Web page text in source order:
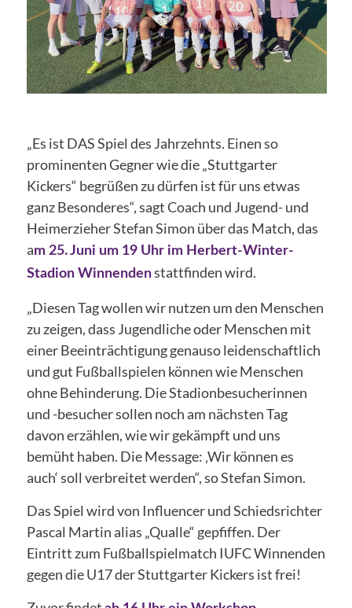
„Es ist DAS Spiel des Jahrzehnts. Einen so
prominenten Gegner wie die „Stuttgarter
Kickers“ begrüßen zu dürfen ist für uns etwas
ganz Besonderes“, sagt Coach und Jugend- und
Heimerzieher Stefan Simon über das Match, das
am 25. Juni um 19 Uhr im Herbert-Winter-
Stadion Winnendenstattfinden wird.
„Diesen Tag wollen wir nutzen um den Menschen
zu zeigen, dass Jugendliche oder Menschen mit
einer Beeinträchtigung genauso leidenschaftlich
und gut Fußballspielen können wie Menschen
ohne Behinderung. Die Stadionbesucherinnen
und -besucher sollen noch am nächsten Tag
davon erzählen, wie wir gekämpft und uns
bemüht haben. Die Message: ‚Wir können es
auch‘ soll verbreitet werden“, so Stefan Simon.
Das Spiel wird von Influencer und Schiedsrichter
Pascal Martin alias „Qualle“ gepfiffen. Der
Eintritt zum Fußballspielmatch IUFC Winnenden
gegen die U17 der Stuttgarter Kickers ist frei!